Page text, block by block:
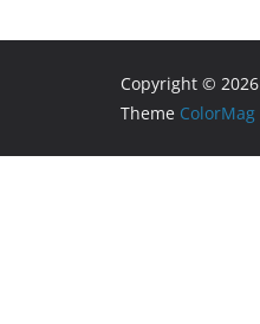
Copyright © 2026
Theme ColorMag